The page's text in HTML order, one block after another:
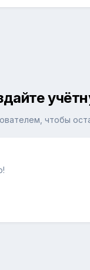
чтобы